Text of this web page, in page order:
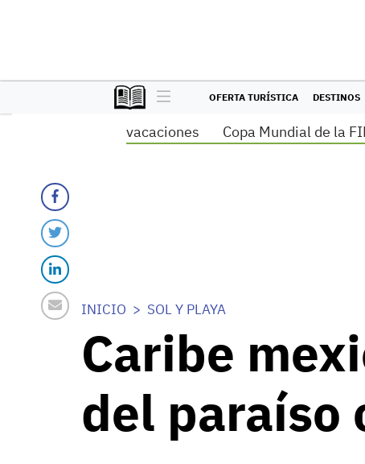
OFERTA TURÍSTICA DESTINOS
vacaciones Copa Mundial de la
INICIO SOL Y PLAYA
Caribe
del paraíso